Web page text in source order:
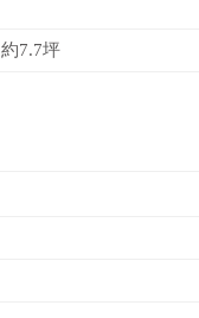
約7.7坪